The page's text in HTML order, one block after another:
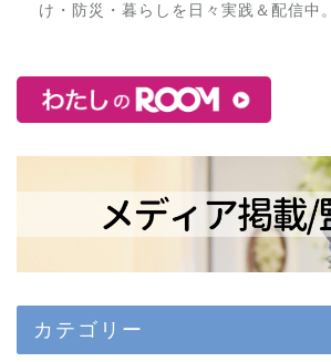
け・防災・暮らしを日々実践＆配信中。
カテゴリー